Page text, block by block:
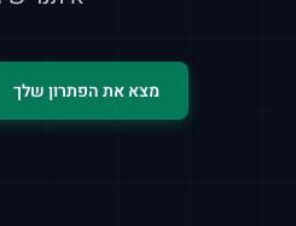
מצא את הפתרון שלך